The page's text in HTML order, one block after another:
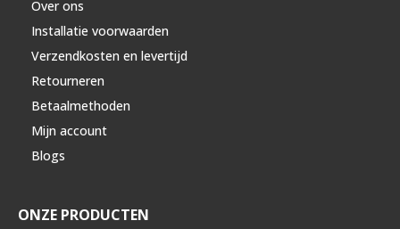
Over ons
Installatie voorwaarden
Verzendkosten en levertijd
Retourneren
Betaalmethoden
Mijn account
Blogs
ONZE PRODUCTEN